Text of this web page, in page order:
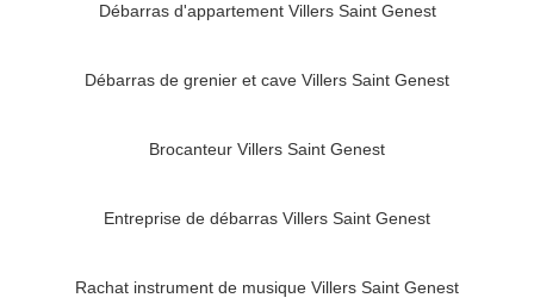
Débarras d'appartement Villers Saint Genest
Débarras de grenier et cave Villers Saint Genest
Brocanteur Villers Saint Genest
Entreprise de débarras Villers Saint Genest
Rachat instrument de musique Villers Saint Genest